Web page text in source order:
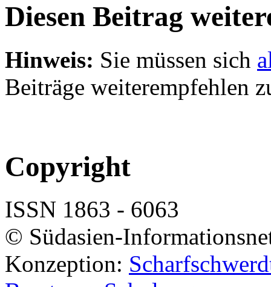
Diesen Beitrag
Hinweis: Sie müssen sich
Beiträge weiterempfehlen
Copyright
ISSN 1863 - 6063
© Südasien-
Konzeption: